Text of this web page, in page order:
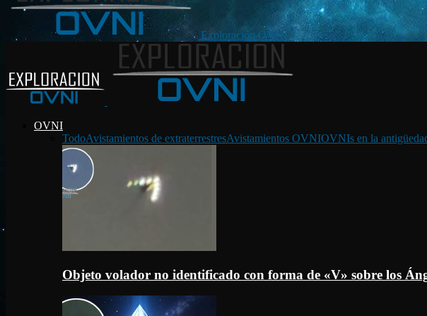
Exploración OVNI
OVNI
TodoAvistamientos de extraterrestresAvistamientos OVNIOVNIs en la
Objeto volador no identificado con forma de «V» sobre los